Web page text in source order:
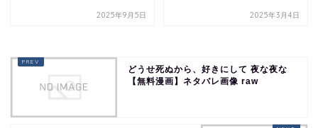
2025年9月5日 2025年3月4日
どうせ死ぬから、好きにして 夜な夜な
【無料漫画】ネタバレ画像 raw